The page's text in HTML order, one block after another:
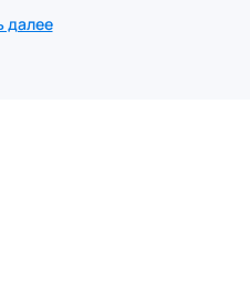
далее